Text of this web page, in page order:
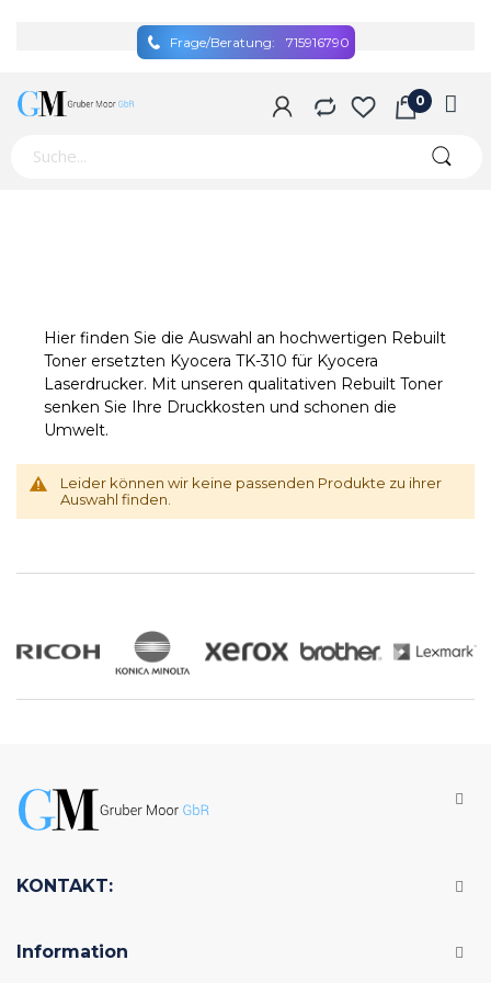
Frage/Beratung: 715916790
Hier finden Sie die Auswahl an hochwertigen Rebuilt
Toner ersetzten Kyocera TK-310 für Kyocera
Laserdrucker. Mit unseren qualitativen Rebuilt Toner
senken Sie Ihre Druckkosten und schonen die
Umwelt.
Leider können wir keine passenden Produkte zu ihrer
Auswahl finden.
KONTAKT:
Information